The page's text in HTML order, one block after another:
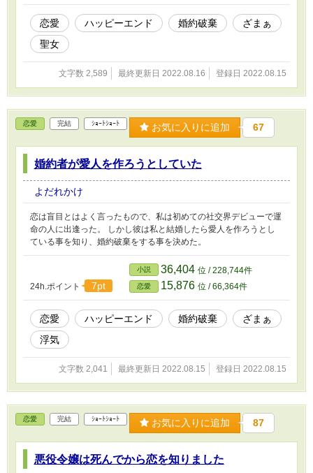
恋愛 ハッピーエンド 婚約破棄
ざまぁ
聖女
文字数 2,589 最終更新日 2022.08.16 登録日 2022.08.15
恋愛 完結 ｼｮｰﾄｼｮｰﾄ お気に入りに追加 67
婚約者が愛人を作ろうとしていた
よだれかけ
恋は盲目とはよく言ったもので、私は初めての社交界デビューで運
命の人に出逢った。 しかし彼は私と結婚したら愛人を作ろうとし
ている事を知り、婚約破棄をする事を決めた。
24h.ポイント 7pt
小説 36,404 位 / 228,744件
恋愛 15,876 位 / 66,364件
恋愛 ハッピーエンド 婚約破棄
ざまぁ
浮気
文字数 2,041 最終更新日 2022.08.15 登録日 2022.08.15
恋愛 完結 ｼｮｰﾄｼｮｰﾄ お気に入りに追加 87
悪役令嬢は死んでから恋を知りました